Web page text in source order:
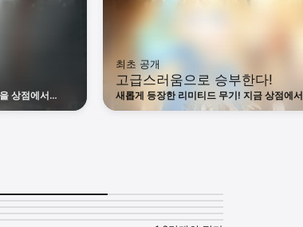
상점에서
최초 공개
고급스러움으로 승부한다!
새롭게 등장한 리미티드 무기! 지금 상점에서
확인해주세요!